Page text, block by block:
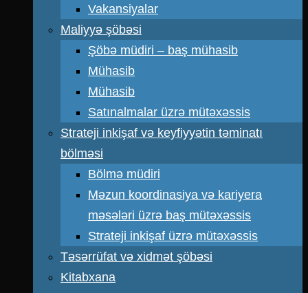
Vakansiyalar
Maliyyə şöbəsi
Şöbə müdiri – baş mühasib
Mühasib
Mühasib
Satınalmalar üzrə mütəxəssis
Strateji inkişaf və keyfiyyətin təminatı
bölməsi
Bölmə müdiri
Məzun koordinasiya və kariyera
məsələri üzrə baş mütəxəssis
Strateji inkişaf üzrə mütəxəssis
Təsərrüfat və xidmət şöbəsi
Kitabxana